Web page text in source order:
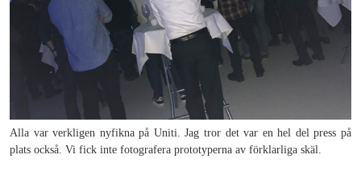
Alla var verkligen nyfikna på Uniti. Jag tror det var en hel del press på
plats också. Vi fick inte fotografera prototyperna av förklarliga skäl.